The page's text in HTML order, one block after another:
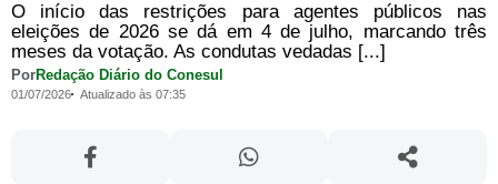
O início das restrições para agentes públicos nas
eleições de 2026 se dá em 4 de julho, marcando três
meses da votação. As condutas vedadas [...]
PorRedação Diário do Conesul
01/07/2026 Atualizado às 07:35